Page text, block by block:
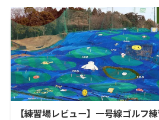
【練習場レビュー】一号線ゴルフ